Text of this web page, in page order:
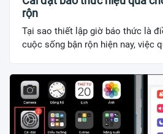
rộn
Tại sao thiết lập giờ báo thức là
cuộc sống bận rộn hiện nay, việc